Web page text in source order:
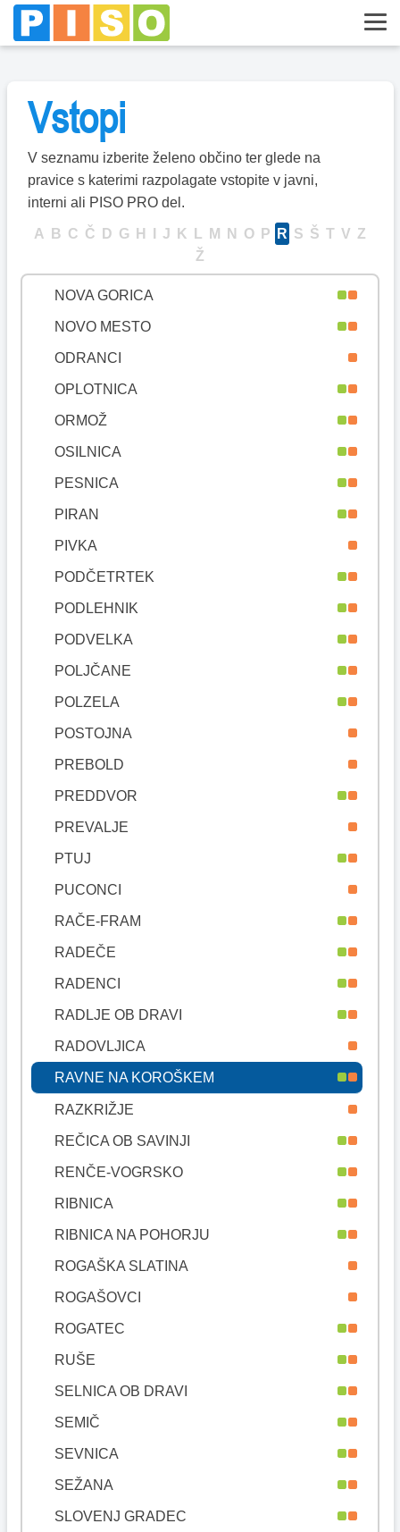
Vstopi
V seznamu izberite želeno občino ter glede na
pravice s katerimi razpolagate vstopite v javni,
interni ali PISO PRO del.
A B C Č D G H J K L M N O P R S Š T V Z
Ž
MISLINJA
MOKRONOG-TREBELNO
MORAVSKE TOPLICE
MOZIRJE
MUTA
NAKLO
NOVA GORICA
NOVO MESTO
ODRANCI
OPLOTNICA
ORMOŽ
OSILNICA
PESNICA
PIRAN
PIVKA
PODČETRTEK
PODLEHNIK
PODVELKA
POLJČANE
POLZELA
POSTOJNA
PREBOLD
PREDDVOR
PREVALJE
PTUJ
PUCONCI
RAČE-FRAM
RADEČE
RADENCI
RADLJE OB DRAVI
RADOVLJICA
RAVNE NA KOROŠKEM
RAZKRIŽJE
REČICA OB SAVINJI
RENČE-VOGRSKO
RIBNICA
RIBNICA NA POHORJU
ROGAŠKA SLATINA
ROGAŠOVCI
ROGATEC
RUŠE
SELNICA OB DRAVI
SEMIČ
SEVNICA
SEŽANA
SLOVENJ GRADEC